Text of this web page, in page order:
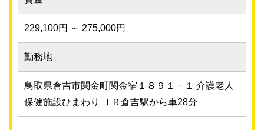
229,100円 ～ 275,000円
勤務地
鳥取県倉吉市関金町関金宿１８９１－１ 介護老人
保健施設ひまわり ＪＲ倉吉駅から車28分